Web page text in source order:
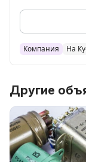
Работаем по
Ресайкл Про -
УНП 192652193
Компания На
Другие